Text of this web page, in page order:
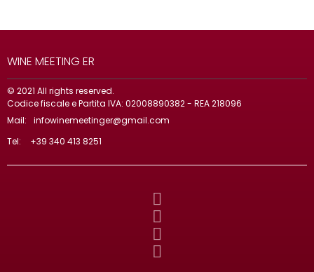
WINE MEETING ER
© 2021 All rights reserved.
Codice fiscale e Partita IVA: 02008890382 - REA 218096
Mail:
infowinemeetinger@gmail.com
Tel:
+39 340 413 8251